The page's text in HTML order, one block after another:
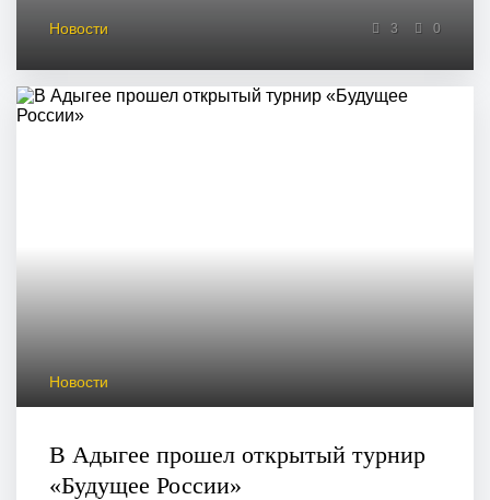
Новости 3 0
Новости
В Адыгее прошел открытый турнир
«Будущее России»